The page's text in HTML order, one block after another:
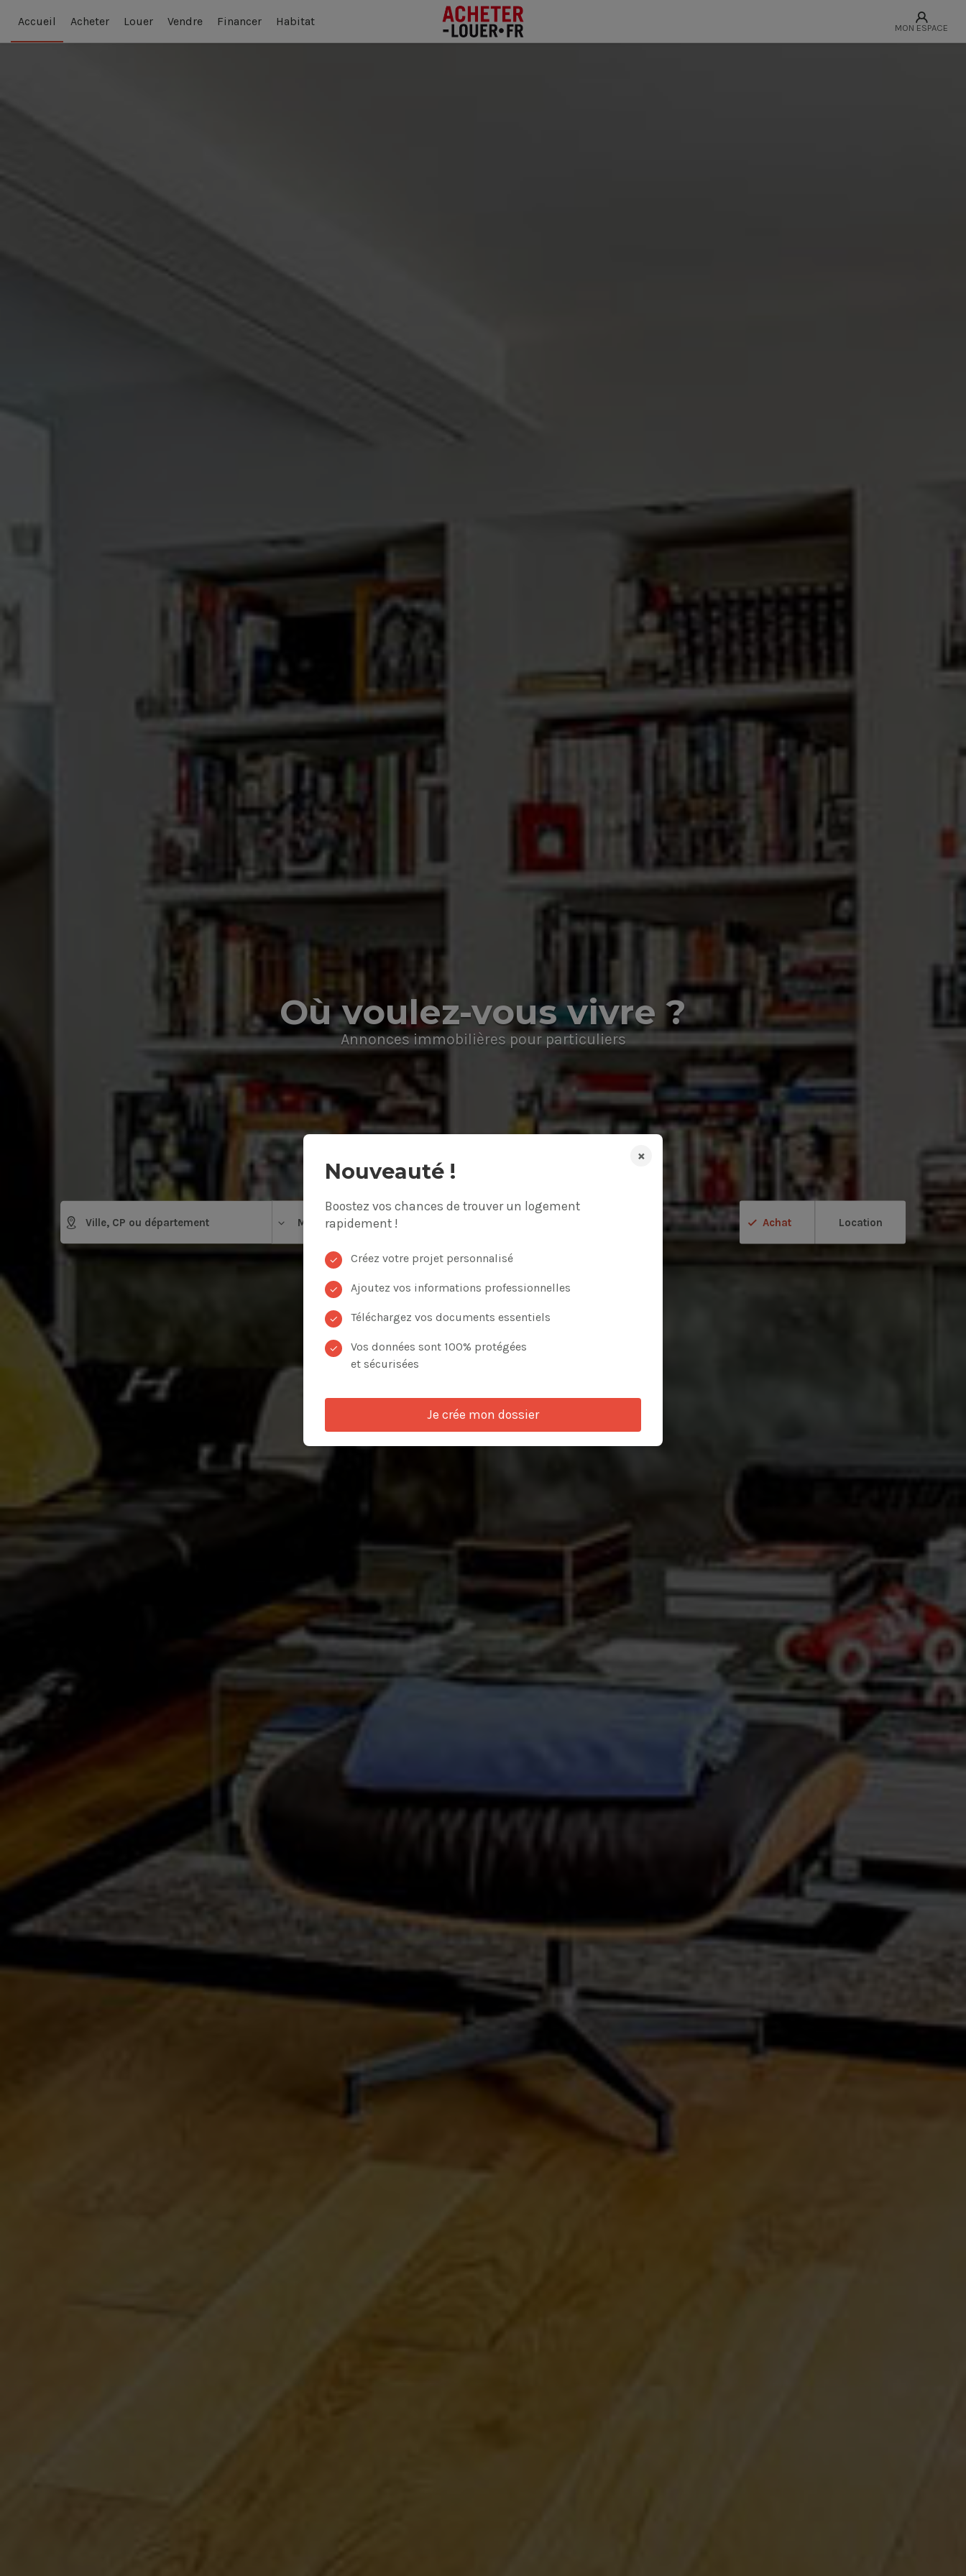
Accueil Acheter Louer Vendre Financer Habitat MON ESPACE
Où voulez-vous vivre ?
Annonces immobilières pour particuliers
Maison, appartement Achat Location
×
Nouveauté !
Boostez vos chances de trouver un logement
rapidement !
✓ Créez votre projet personnalisé
✓ Ajoutez vos informations professionnelles
✓ Téléchargez vos documents essentiels
✓
Vos données sont 100% protégées
et sécurisées
Je crée mon dossier